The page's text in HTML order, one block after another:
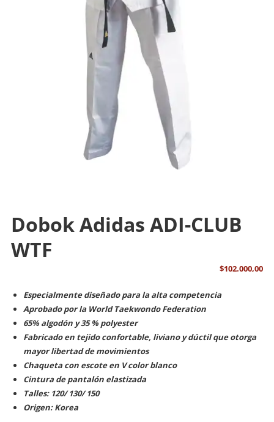
Dobok Adidas ADI-CLUB
WTF
$102.000,00
Especialmente diseñado para la alta competencia
Aprobado por la World Taekwondo Federation
65% algodón y 35 % polyester
Fabricado en tejido confortable, liviano y dúctil que otorga
mayor libertad de movimientos
Chaqueta con escote en V color blanco
Cintura de pantalón elastizada
Talles: 120/ 130/ 150
Origen: Korea